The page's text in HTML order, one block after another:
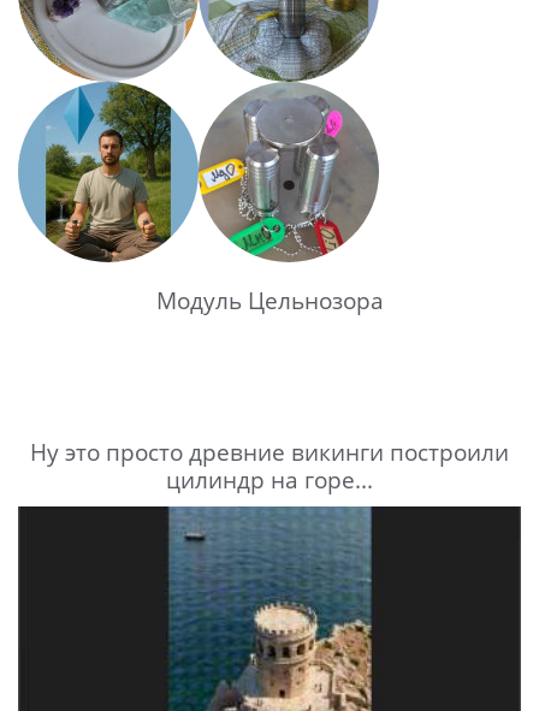
Модуль Цельнозора
Ну это просто древние викинги построили
цилиндр на горе...